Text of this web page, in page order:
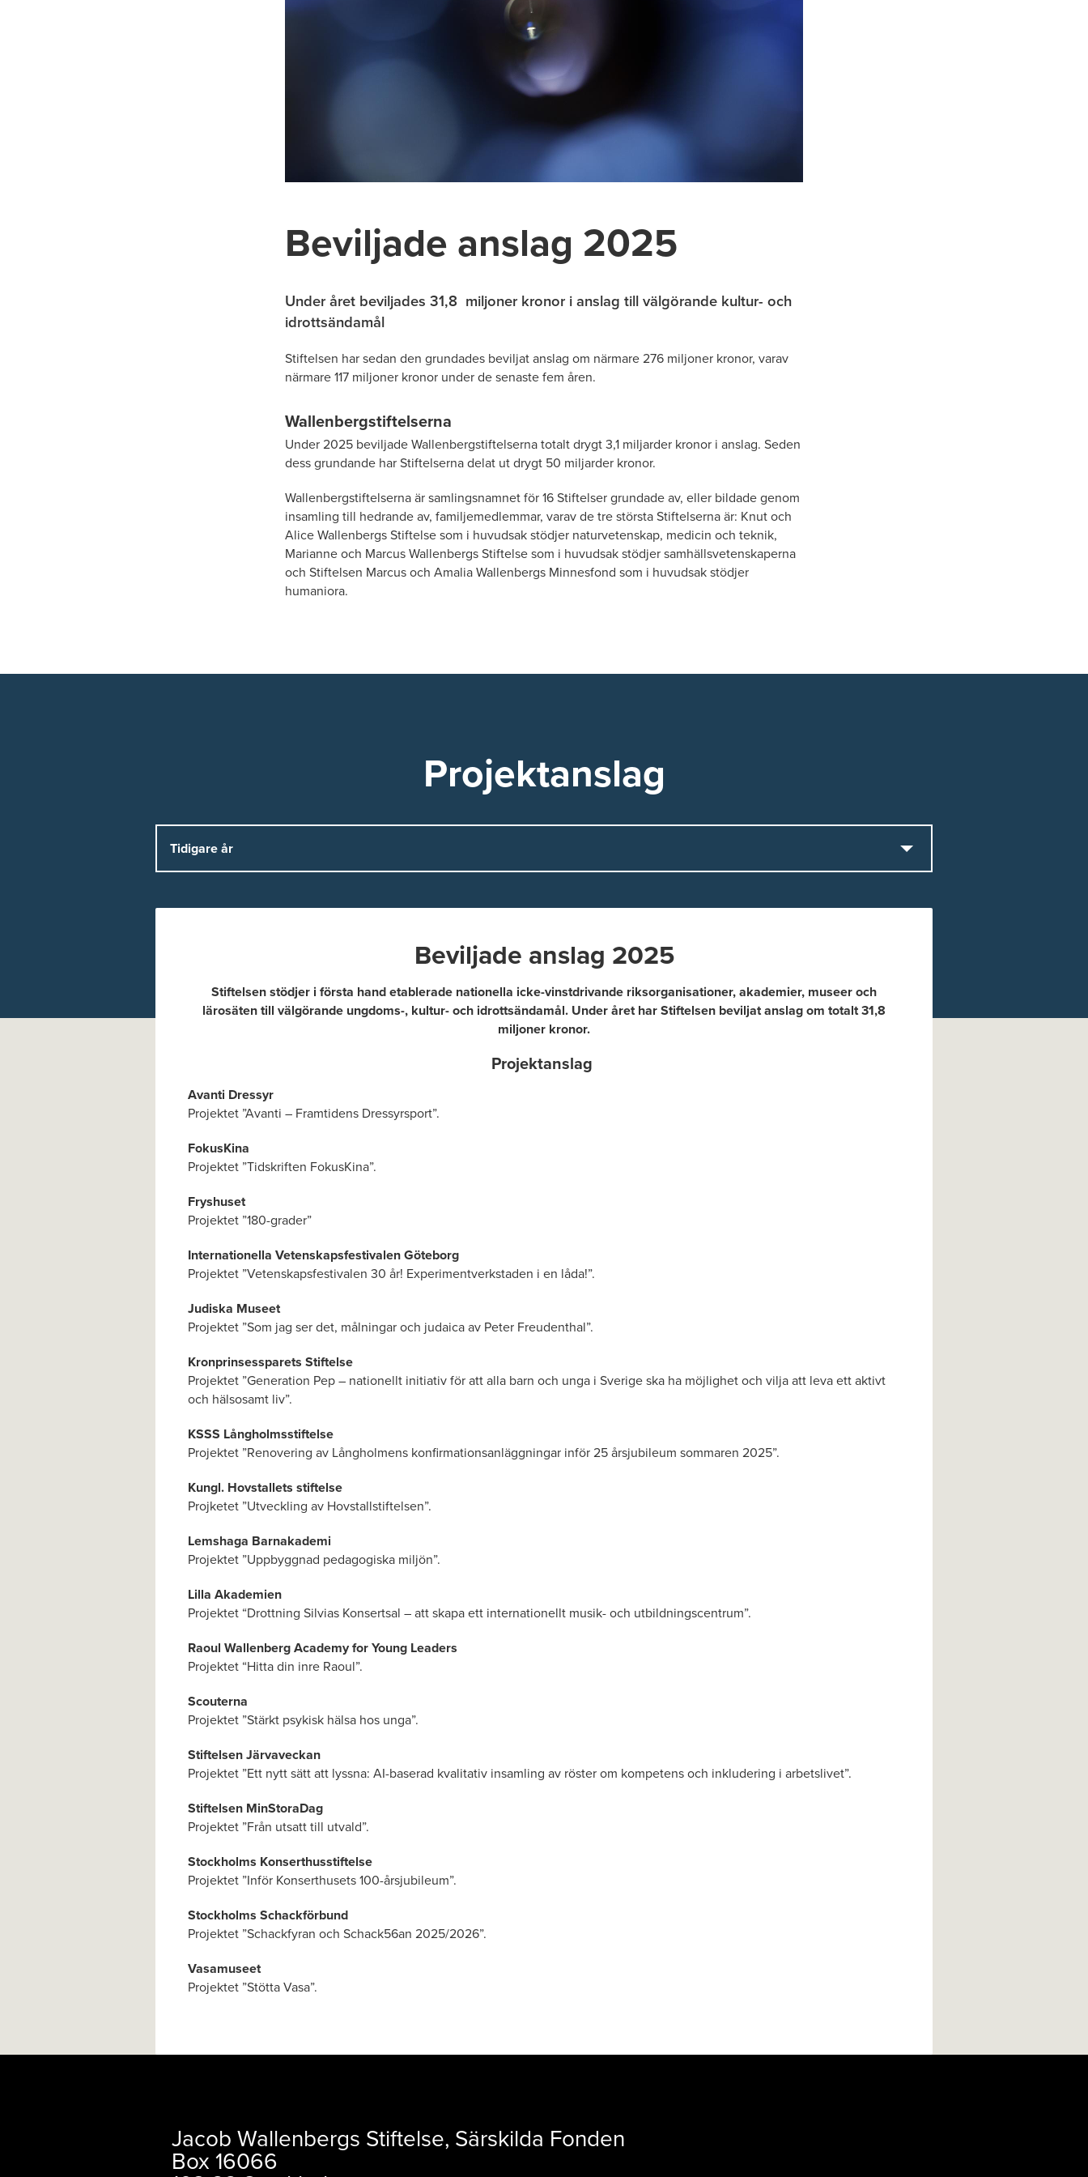
Beviljade anslag 2025
Under året beviljades 31,8 miljoner kronor i anslag till välgörande kultur- och
idrottsändamål
Stiftelsen har sedan den grundades beviljat anslag om närmare 276 miljoner kronor, varav
närmare 117 miljoner kronor under de senaste fem åren.
Wallenbergstiftelserna
Under 2025 beviljade Wallenbergstiftelserna totalt drygt 3,1 miljarder kronor i anslag. Seden
dess grundande har Stiftelserna delat ut drygt 50 miljarder kronor.
Wallenbergstiftelserna är samlingsnamnet för 16 Stiftelser grundade av, eller bildade genom
insamling till hedrande av, familjemedlemmar, varav de tre största Stiftelserna är: Knut och
Alice Wallenbergs Stiftelse som i huvudsak stödjer naturvetenskap, medicin och teknik,
Marianne och Marcus Wallenbergs Stiftelse som i huvudsak stödjer samhällsvetenskaperna
och Stiftelsen Marcus och Amalia Wallenbergs Minnesfond som i huvudsak stödjer
humaniora.
Projektanslag
Beviljade anslag 2025
Stiftelsen stödjer i första hand etablerade nationella icke-vinstdrivande riksorganisationer, akademier, museer och
lärosäten till välgörande ungdoms-, kultur- och idrottsändamål. Under året har Stiftelsen beviljat anslag om totalt 31,8
miljoner kronor.
Projektanslag
Avanti Dressyr
Projektet ”Avanti – Framtidens Dressyrsport”.
FokusKina
Projektet ”Tidskriften FokusKina”.
Fryshuset
Projektet ”180-grader”
Internationella Vetenskapsfestivalen Göteborg
Projektet ”Vetenskapsfestivalen 30 år! Experimentverkstaden i en låda!”.
Judiska Museet
Projektet ”Som jag ser det, målningar och judaica av Peter Freudenthal”.
Kronprinsessparets Stiftelse
Projektet ”Generation Pep – nationellt initiativ för att alla barn och unga i Sverige ska ha möjlighet och vilja att leva ett aktivt
och hälsosamt liv”.
KSSS Långholmsstiftelse
Projektet ”Renovering av Långholmens konfirmationsanläggningar inför 25 årsjubileum sommaren 2025”.
Kungl. Hovstallets stiftelse
Projketet ”Utveckling av Hovstallstiftelsen”.
Lemshaga Barnakademi
Projektet ”Uppbyggnad pedagogiska miljön”.
Lilla Akademien
Projektet “Drottning Silvias Konsertsal – att skapa ett internationellt musik- och utbildningscentrum”.
Raoul Wallenberg Academy for Young Leaders
Projektet “Hitta din inre Raoul”.
Scouterna
Projektet ”Stärkt psykisk hälsa hos unga”.
Stiftelsen Järvaveckan
Projektet ”Ett nytt sätt att lyssna: AI-baserad kvalitativ insamling av röster om kompetens och inkludering i arbetslivet”.
Stiftelsen MinStoraDag
Projektet ”Från utsatt till utvald”.
Stockholms Konserthusstiftelse
Projektet ”Inför Konserthusets 100-årsjubileum”.
Stockholms Schackförbund
Projektet ”Schackfyran och Schack56an 2025/2026”.
Vasamuseet
Projektet ”Stötta Vasa”.
Jacob Wallenbergs Stiftelse, Särskilda Fonden
Box 16066